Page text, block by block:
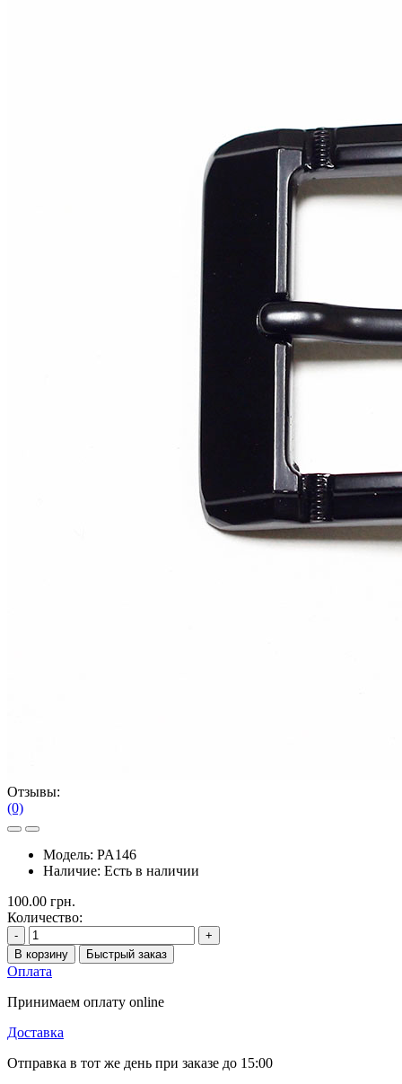
Отзывы:
(0)
Модель: PA146
Наличие: Есть в наличии
100.00 грн.
Количество:
-
+
В корзину
Быстрый заказ
Оплата
Принимаем оплату online
Доставка
Отправка в тот же день при заказе до 15:00